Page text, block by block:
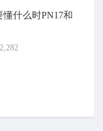
懂什么时PN17和
2,282